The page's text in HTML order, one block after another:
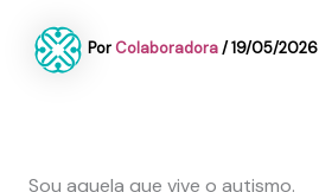
PorColaboradora/19/05/2026
Sou aquela que vive o autismo.